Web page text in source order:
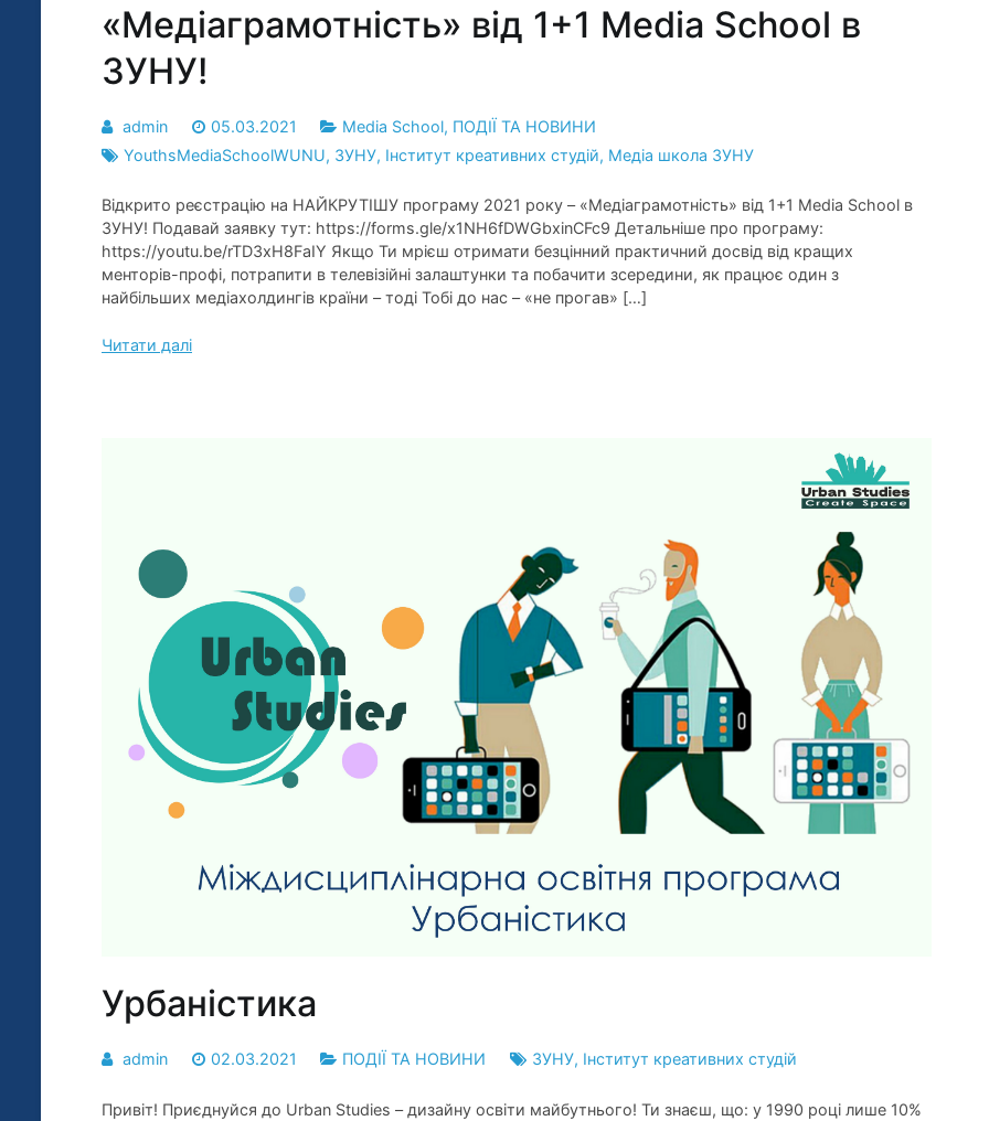
«Медіаграмотність» від 1+1 Media School в
ЗУНУ!
admin 05.03.2021 Media School, ПОДІЇ ТА НОВИНИ
YouthsMediaSchoolWUNU, ЗУНУ, Інститут креативних студій, Медіа школа ЗУНУ
Відкрито реєстрацію на НАЙКРУТІШУ програму 2021 року – «Медіаграмотність» від 1+1 Media School в
ЗУНУ! Подавай заявку тут: https://forms.gle/x1NH6fDWGbxinCFc9 Детальніше про програму:
https://youtu.be/rTD3xH8FaIY Якщо Ти мрієш отримати безцінний практичний досвід від кращих
менторів-профі, потрапити в телевізійні залаштунки та побачити зсередини, як працює один з
найбільших медіахолдингів країни – тоді Тобі до нас – «не прогав» […]
Читати далі
Урбаністика
admin 02.03.2021 ПОДІЇ ТА НОВИНИ ЗУНУ, Інститут креативних студій
Привіт! Приєднуйся до Urban Studies – дизайну освіти майбутнього! Ти знаєш, що: у 1990 році лише 10%